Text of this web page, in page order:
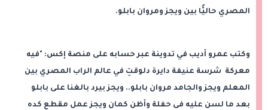
المصري حاليًّا بين ويجز ومروان بابلو.
وكتب عمرو أديب في تدوينة عبر حسابه على منصة إكس: "فيه
معركة شرسة عنيفة دايرة دلوقتِ في عالم الراب المصري بين
المعلم ويجز والجامد مروان بابلو.. ويجز بيرد بالغنا على بابلو
بعد ما لسن عليه فى حفلة وأظن كمان ويجز عمل مقطع كده